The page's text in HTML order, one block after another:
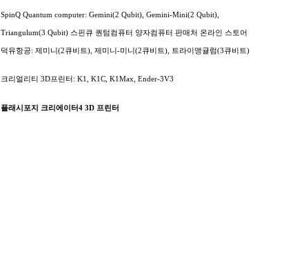
SpinQ Quantum computer: Gemini(2 Qubit), Gemini-Mini(2 Qubit),
Triangulum(3 Qubit) 스핀큐 퀀텀컴퓨터 양자컴퓨터 판매처 온라인 스토어
덕유항공: 제미니(2큐비트), 제미니-미니(2큐비트), 트라이앵귤럼(3큐비트)
크리얼리티 3D프린터: K1, K1C, K1Max, Ender-3V3
플래시포지 크리에이터4 3D 프린터